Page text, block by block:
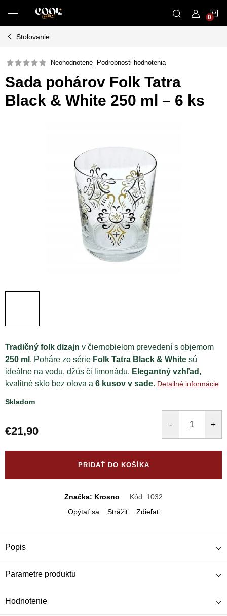
obsah
Stolovanie
Neohodnotené Podrobnosti hodnotenia
Sada pohárov Folk Tatra
Black & White 250 ml – 6 ks
Tradičný folk dizajn v čiernobielom prevedení s objemom
250 ml . Poháre zo série Folk Tatra Black & White sú
ideálne na vodu, džús či limonádu. Elegantný vzhľad ,
kvalitné sklo bez olova a 6 kusov v sade. Detailné informácie
Skladom
€21,90
PRIDAŤ DO KOŠÍKA
Značka: Krosno Kód: 1032
Opýtať sa
Strážiť Zdieľať
Popis
Parametre produktu
Hodnotenie